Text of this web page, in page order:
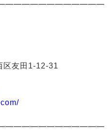
区友田1-12-31